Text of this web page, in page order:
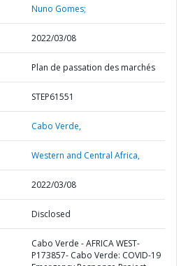
Nuno Gomes;
2022/03/08
Plan de passation des marchés
STEP61551
Cabo Verde,
Western and Central Africa,
2022/03/08
Disclosed
Cabo Verde - AFRICA WEST-
P173857- Cabo Verde: COVID-19